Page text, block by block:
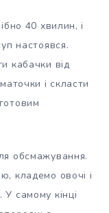
40 хвилин, і
настоявся.
кабачки від
і скласти
обсмажування.
кладемо овочі і
самому кінці